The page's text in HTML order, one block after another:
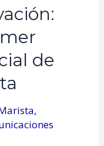
de
,